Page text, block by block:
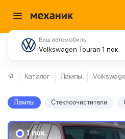
Ваш автомобиль
Volkswagen Touran 1 пок.
Каталог Лампы
Лампы Стеклоочистители
1 пок.